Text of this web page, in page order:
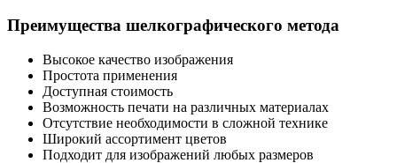
Преимущества шелкографического метода
Высокое качество изображения
Простота применения
Доступная стоимость
Возможность печати на различных материалах
Отсутствие необходимости в сложной технике
Широкий ассортимент цветов
Подходит для изображений любых размеров